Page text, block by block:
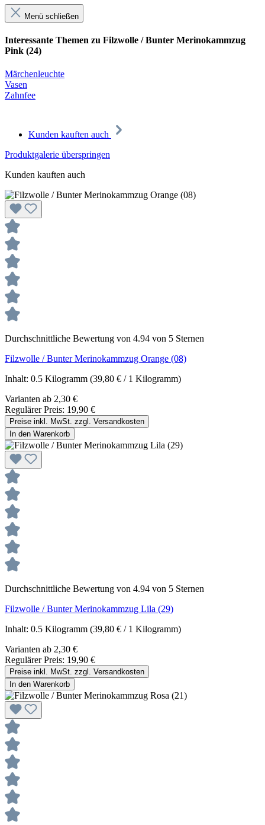
Menü schließen
Interessante Themen zu Filzwolle / Bunter Merinokammzug
Pink (24)
Märchenleuchte
Vasen
Zahnfee
Kunden kauften auch
Produktgalerie überspringen
Kunden kauften auch
Durchschnittliche Bewertung von 4.94 von 5 Sternen
Filzwolle / Bunter Merinokammzug Orange (08)
Inhalt: 0.5 Kilogramm (39,80 € / 1 Kilogramm)
Varianten ab 2,30 €
Regulärer Preis: 19,90 €
Preise inkl. MwSt. zzgl. Versandkosten
In den Warenkorb
Durchschnittliche Bewertung von 4.94 von 5 Sternen
Filzwolle / Bunter Merinokammzug Lila (29)
Inhalt: 0.5 Kilogramm (39,80 € / 1 Kilogramm)
Varianten ab 2,30 €
Regulärer Preis: 19,90 €
Preise inkl. MwSt. zzgl. Versandkosten
In den Warenkorb